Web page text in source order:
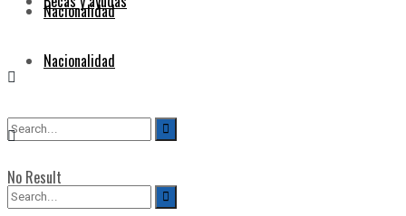
Nacionalidad
No Result
Nacionalidad